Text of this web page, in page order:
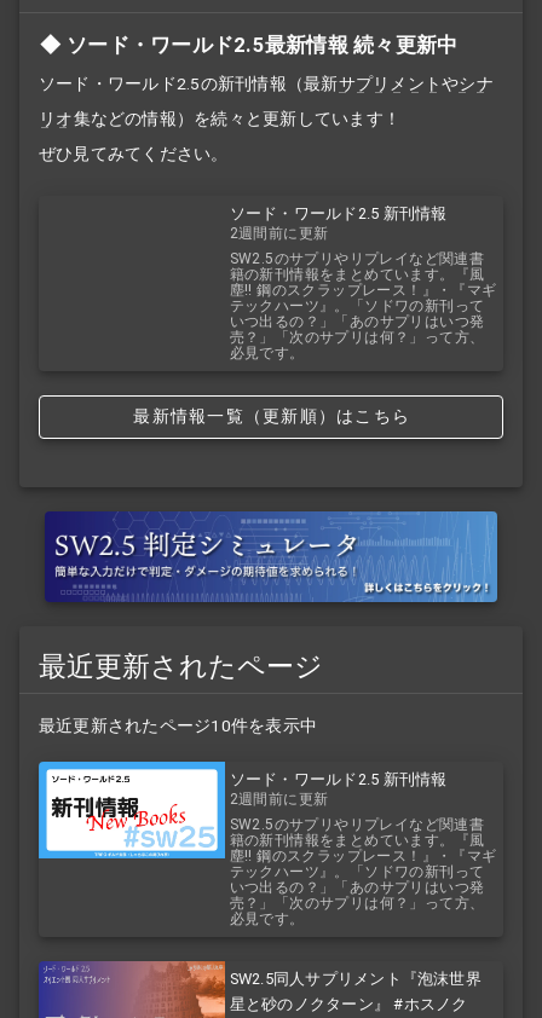
ソード・ワールド2.5最新情報 続々更新中
ソード・ワールド2.5の新刊情報（最新サプリメントやシナ
リオ集などの情報）を続々と更新しています！
ぜひ見てみてください。
ソード・ワールド2.5 新刊情報
2週間前に更新
SW2.5のサプリやリプレイなど関連書
籍の新刊情報をまとめています。『風
塵!! 鋼のスクラップレース！』・『マギ
テックハーツ』。「ソドワの新刊って
いつ出るの？」「あのサプリはいつ発
売？」「次のサプリは何？」って方、
必見です。
最新情報一覧（更新順）はこちら
最近更新されたページ
最近更新されたページ10件を表示中
ソード・ワールド2.5 新刊情報
2週間前に更新
SW2.5のサプリやリプレイなど関連書
籍の新刊情報をまとめています。『風
塵!! 鋼のスクラップレース！』・『マギ
テックハーツ』。「ソドワの新刊って
いつ出るの？」「あのサプリはいつ発
売？」「次のサプリは何？」って方、
必見です。
SW2.5同人サプリメント『泡沫世界
星と砂のノクターン』 #ホスノク